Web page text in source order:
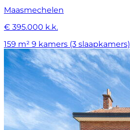
Maasmechelen
€ 395.000 k.k.
159 m² 9 kamers (3 slaapkamers)